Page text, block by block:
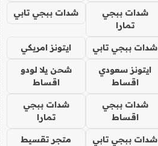
شدات ببجي
تمارا
شدات ببجي تابي
شدات ببجي تابي ايتونز امريكي
ايتونز سعودي
اقساط
شحن يلا لودو
اقساط
شدات ببجي
اقساط
شدات ببجي
تمارا
شدات ببجي تابي متجر تقسيط